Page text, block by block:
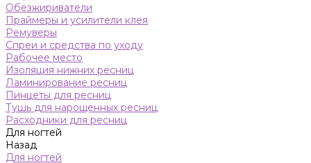
Обезжириватели
Праймеры и усилители клея
Ремуверы
Спреи и средства по уходу
Рабочее место
Изоляция нижних ресниц
Ламинирование ресниц
Пинцеты для ресниц
Тушь для нарощенных ресниц
Расходники для ресниц
Для ногтей
Назад
Для ногтей